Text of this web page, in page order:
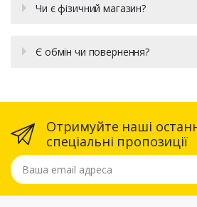
Чи є фізичний магазин?
Є обмін чи повернення?
Отримуйте наші
спеціальні пропозиції
Ваша email адреса